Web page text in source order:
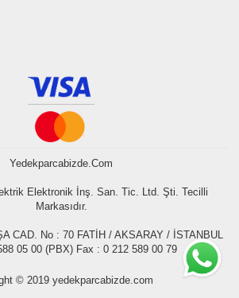
Yedekparcabizde.com
Elektronik İnş. San. Tic. Ltd. Şti. Tecilli
Markasıdır.
CAD. No : 70 FATİH / AKSARAY / İSTANBUL
05 00 (PBX) Fax : 0 212 589 00 79
© 2019 yedekparcabizde.com